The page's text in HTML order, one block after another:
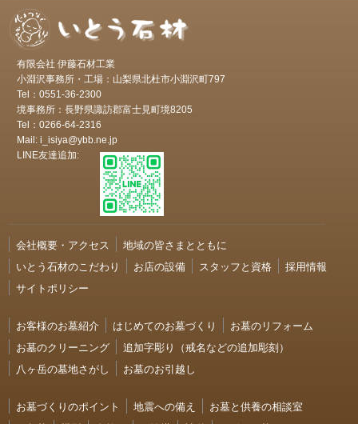
有限会社 伊藤石材工業
小淵沢事務所・工場：山梨県北杜市小淵沢町797
Tel：0551-36-2300
境事務所：長野県諏訪郡富士見町境8205
Tel：0266-64-2316
Mail: i_isiya@ybb.ne.jp
LINE友達追加:
会社概要・アクセス
地域の皆さまとともに
いとう石材のこだわり
お店の設備 スタッフと資格
採用情報
サイトポリシー
お客様のお墓紹介 はじめてのお墓づくり
お墓のリフォーム
お墓のクリーニング
追加字彫り（戒名などの追加彫刻）
八ヶ岳の墓地さがし
お墓のお引越し
お墓づくりのポイント 地震への備え
お墓と供養の相談室